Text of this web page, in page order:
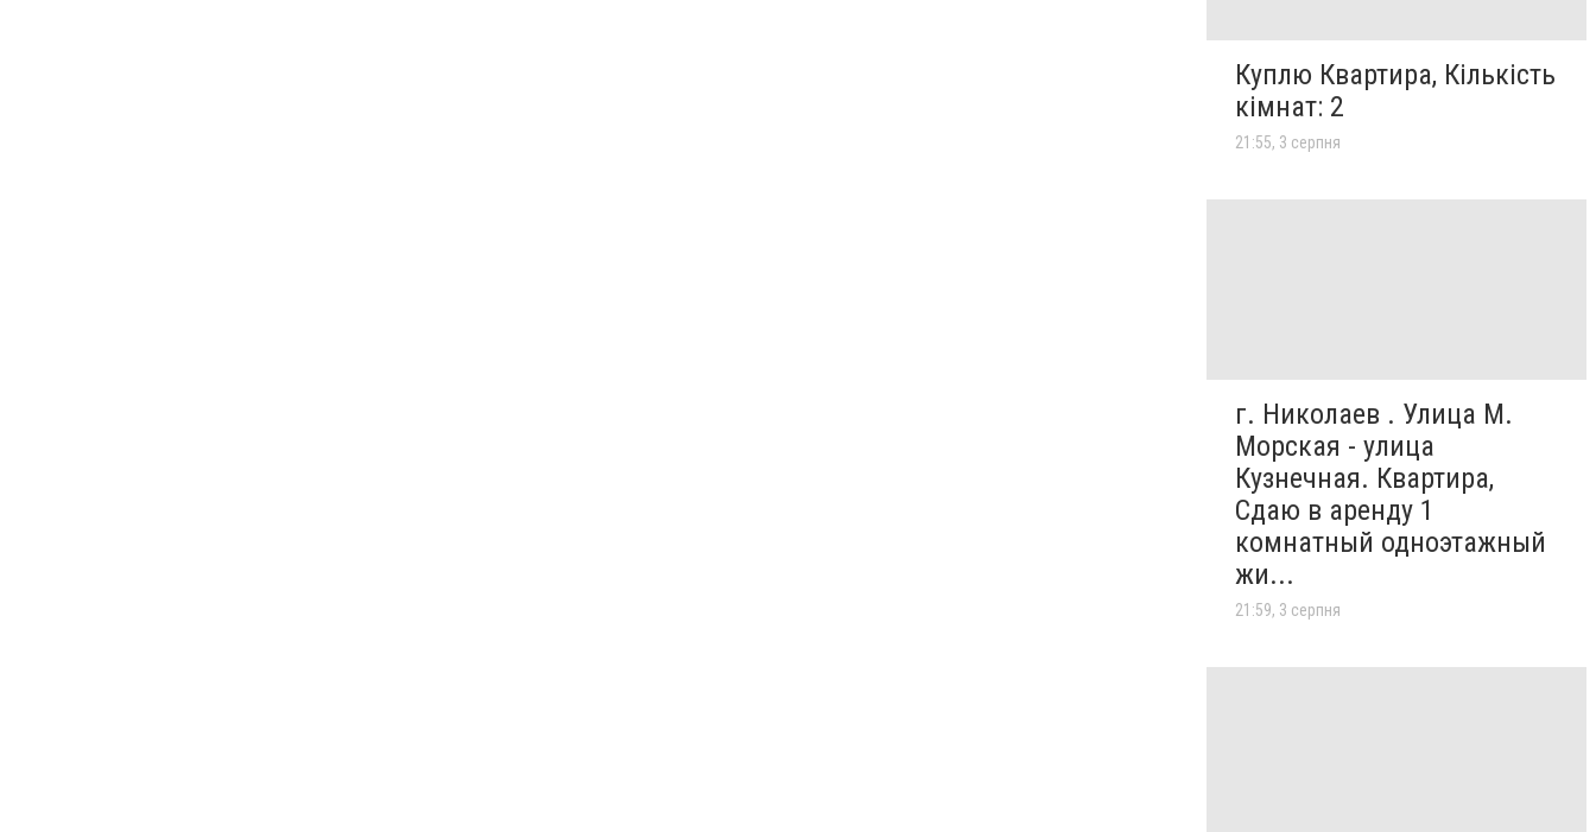
Куплю Квартира, Кількість
кімнат: 2
21:55, 3 серпня
г. Николаев . Улица М.
Морская - улица
Кузнечная. Квартира,
Сдаю в аренду 1
комнатный одноэтажный
жи...
21:59, 3 серпня